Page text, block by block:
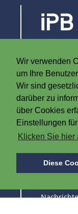
Wir verwenden
um Ihre
Wir sind
darüber zu
über Cookies
Einstellungen
Klicken Sie hier
Diese
8790
Belgien
T +32
F +32
ÜBER IPB